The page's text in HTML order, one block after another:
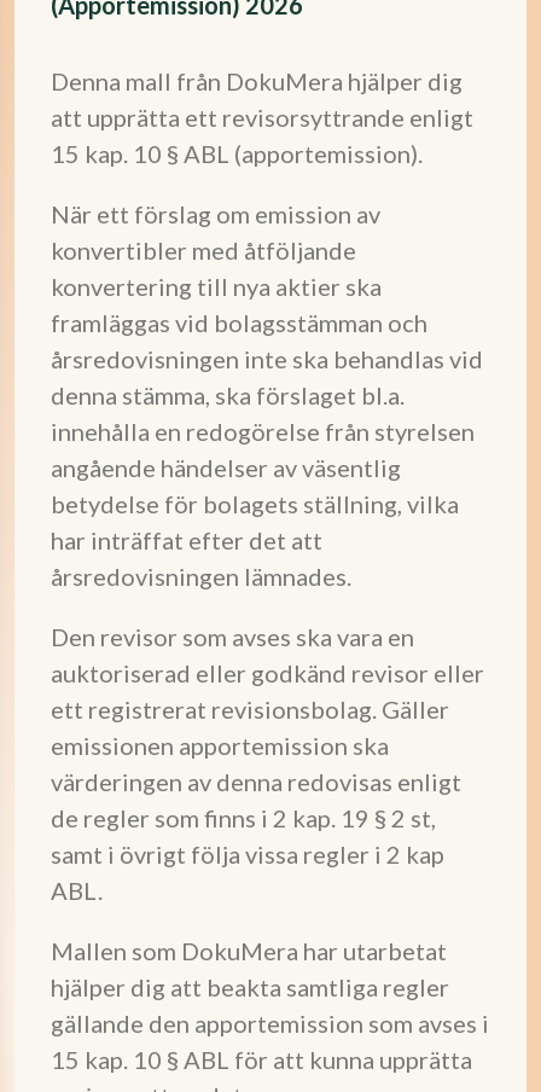
Denna mall från DokuMera hjälper dig
att upprätta ett revisorsyttrande enligt
15 kap. 10 § ABL (apportemission).
När ett förslag om emission av
konvertibler med åtföljande
konvertering till nya aktier ska
framläggas vid bolagsstämman och
årsredovisningen inte ska behandlas vid
denna stämma, ska förslaget bl.a.
innehålla en redogörelse från styrelsen
angående händelser av väsentlig
betydelse för bolagets ställning, vilka
har inträffat efter det att
årsredovisningen lämnades.
Den revisor som avses ska vara en
auktoriserad eller godkänd revisor eller
ett registrerat revisionsbolag. Gäller
emissionen apportemission ska
värderingen av denna redovisas enligt
de regler som finns i 2 kap. 19 § 2 st,
samt i övrigt följa vissa regler i 2 kap
ABL.
Mallen som DokuMera har utarbetat
hjälper dig att beakta samtliga regler
gällande den apportemission som avses i
15 kap. 10 § ABL för att kunna upprätta